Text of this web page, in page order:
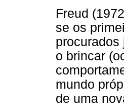
Freud
se os
procurados
o brincar
mundo
de uma